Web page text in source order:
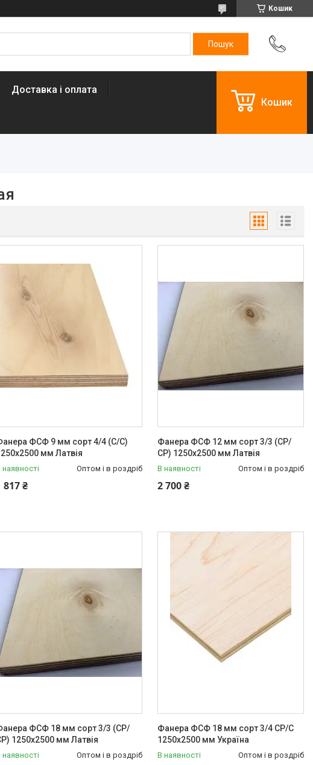
Кошик
Доставка і оплата
Кошик
ФСФ 9 мм сорт 4/4 (C/C)
мм Латвія
наявності Оптом і в роздріб
817 ₴
Фанера ФСФ 12 мм сорт 3/3 (СР/
СР) 1250х2500 мм Латвія
В наявності Оптом і в роздріб
2 700 ₴
ФСФ 18 мм сорт 3/3 (СР/
1250х2500 мм Латвія
наявності Оптом і в роздріб
Фанера ФСФ 18 мм сорт 3/4 СР/С
1250х2500 мм Україна
В наявності Оптом і в роздріб